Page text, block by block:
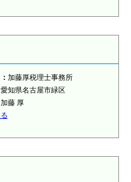
加藤厚税理士事務所
愛知県名古屋市緑区
加藤 厚